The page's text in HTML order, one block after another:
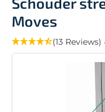
Moves
(13 Reviews)